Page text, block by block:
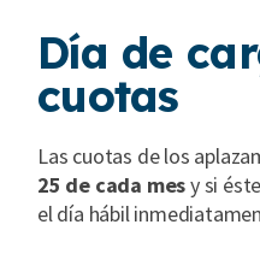
Día de
cuotas
Las cuotas de los
25 de cada mesy si
el día hábil